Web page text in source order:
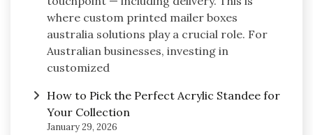
where custom printed mailer boxes
australia solutions play a crucial role. For
Australian businesses, investing in
customized
How to Pick the Perfect Acrylic Standee for
Your Collection
January 29, 2026